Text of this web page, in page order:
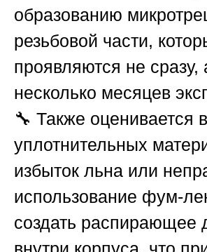
образованию
резьбовой части,
проявляются не сразу,
несколько месяцев
🔧 Также оценивается
уплотнительных
избыток льна или
использование фум-
создать распирающее